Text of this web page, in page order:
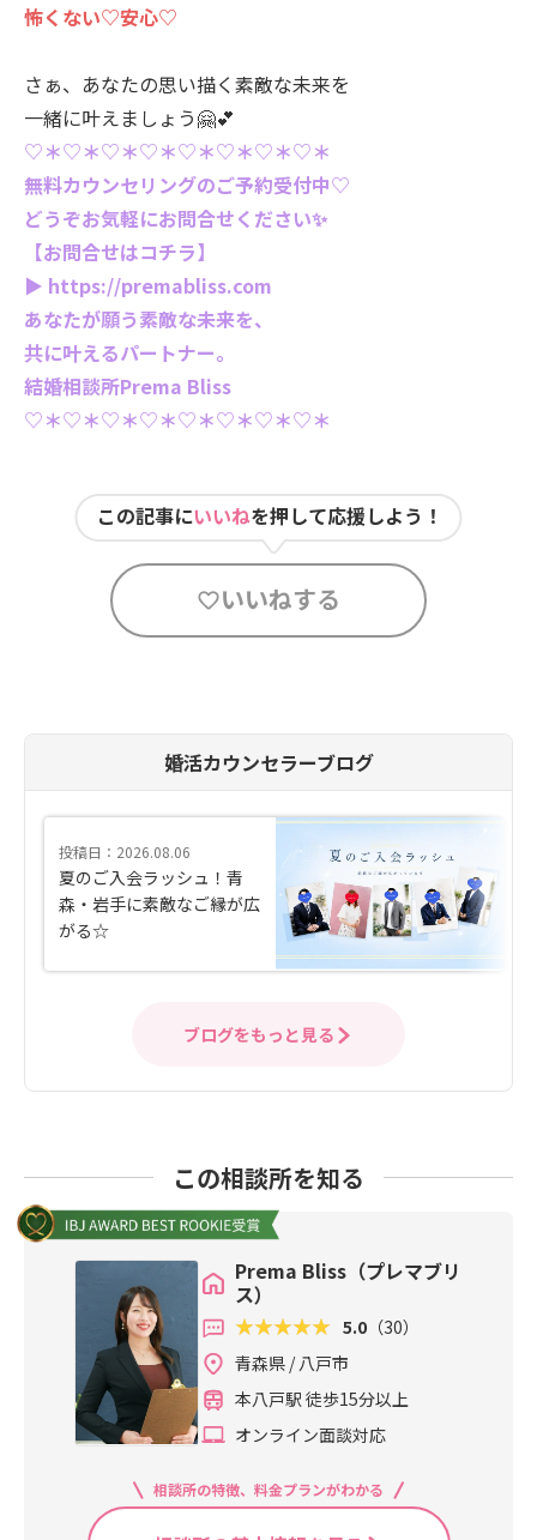
怖くない♡安心♡
さぁ、あなたの思い描く素敵な未来を
一緒に叶えましょう🤗💕
♡＊♡＊♡＊♡＊♡＊♡＊♡＊♡＊
無料カウンセリングのご予約受付中♡
どうぞお気軽にお問合せください✨
【お問合せはコチラ】
▶ https://premabliss.com
あなたが願う素敵な未来を、
共に叶えるパートナー。
結婚相談所Prema Bliss
♡＊♡＊♡＊♡＊♡＊♡＊♡＊♡＊
この記事にいいねを押して応援しよう！
いいねする
婚活カウンセラーブログ
投稿日：2026.08.06
夏のご入会ラッシュ！青
森・岩手に素敵なご縁が広
がる☆
ブログをもっと見る
この相談所を知る
Prema Bliss（プレマブリ
ス）
5.0 （30）
青森県 / 八戸市
本八戸駅 徒歩15分以上
オンライン面談対応
相談所の特徴、料金プランがわかる